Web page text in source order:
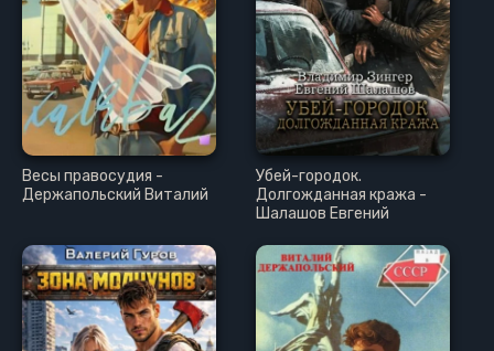
Весы правосудия -
Держапольский Виталий
Убей-городок.
Долгожданная кража -
Шалашов Евгений